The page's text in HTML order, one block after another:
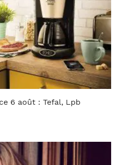
6 août : Tefal, Lpb